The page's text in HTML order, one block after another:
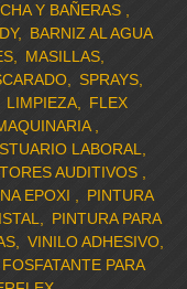
Y BAÑERAS
BARNIZ AL AGUA
MASILLAS
SPRAYS
LIMPIEZA
FLEX
LABORAL
AUDITIVOS
EPOXI
PINTURA
PINTURA PARA
VINILO ADHESIVO
PARA